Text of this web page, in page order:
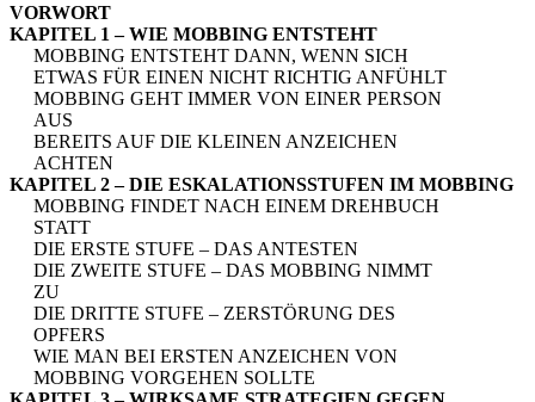
VORWORT
KAPITEL 1 – WIE MOBBING ENTSTEHT
MOBBING ENTSTEHT DANN, WENN SICH
ETWAS FÜR EINEN NICHT RICHTIG ANFÜHLT
MOBBING GEHT IMMER VON EINER PERSON
AUS
BEREITS AUF DIE KLEINEN ANZEICHEN
ACHTEN
KAPITEL 2 – DIE ESKALATIONSSTUFEN IM MOBBING
MOBBING FINDET NACH EINEM DREHBUCH
STATT
DIE ERSTE STUFE – DAS ANTESTEN
DIE ZWEITE STUFE – DAS MOBBING NIMMT
ZU
DIE DRITTE STUFE – ZERSTÖRUNG DES
OPFERS
WIE MAN BEI ERSTEN ANZEICHEN VON
MOBBING VORGEHEN SOLLTE